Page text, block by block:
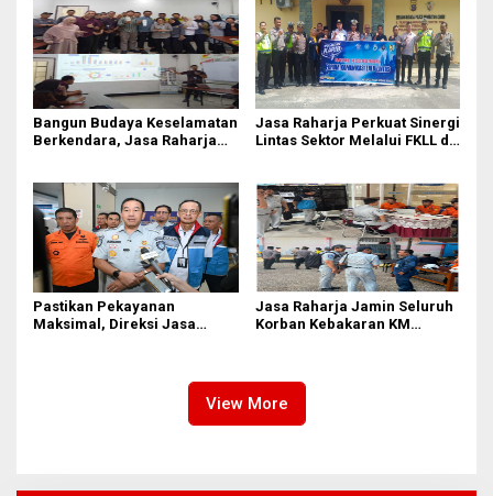
Sufmi Dasco Ahmad
Ahmad
Bangun Budaya Keselamatan
Berkendara, Jasa Raharja
Jasa Raharja Perkuat Sinergi
Lintas Sektor Melalui FKLL di
Pastikan Pekayanan
Maksimal, Direksi Jasa
Jasa Raharja Jamin Seluruh
Korban Kebakaran KM
View More